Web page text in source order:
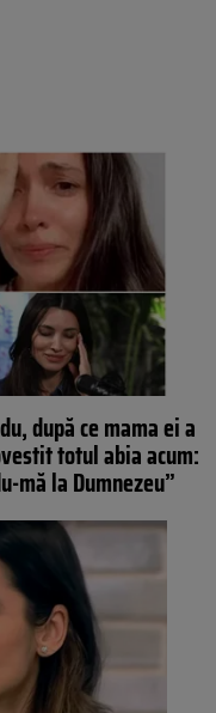
după ce mama ei a
totul abia acum:
mă la Dumnezeu”